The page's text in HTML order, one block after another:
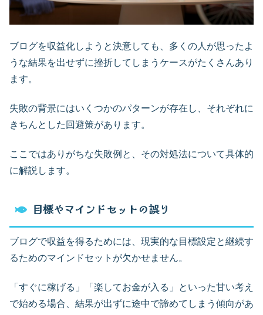
ブログを収益化しようと決意しても、多くの人が思ったよ
うな結果を出せずに挫折してしまうケースがたくさんあり
ます。
失敗の背景にはいくつかのパターンが存在し、それぞれに
きちんとした回避策があります。
ここではありがちな失敗例と、その対処法について具体的
に解説します。
目標やマインドセットの誤り
ブログで収益を得るためには、現実的な目標設定と継続す
るためのマインドセットが欠かせません。
「すぐに稼げる」「楽してお金が入る」といった甘い考え
で始める場合、結果が出ずに途中で諦めてしまう傾向があ